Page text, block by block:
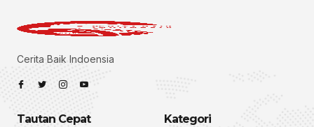
Cerita Baik Indoensia
Tautan Cepat Kategori